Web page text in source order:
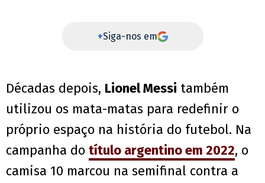
+Siga-nos em
Décadas depois, Lionel Messi também
utilizou os mata-matas para redefinir o
próprio espaço na história do futebol. Na
campanha do título argentino em 2022, o
camisa 10 marcou na semifinal contra a